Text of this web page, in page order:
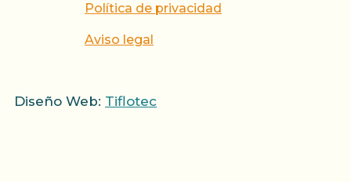
Política de privacidad
Aviso legal
Diseño Web: Tiflotec